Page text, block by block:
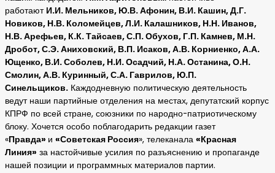
работают И.И. Мельников, Ю.В. Афонин, В.И. Кашин, Д.Г.
Новиков, Н.В. Коломейцев, Л.И. Калашников, Н.Н. Иванов,
Н.В. Арефьев, К.К. Тайсаев, С.П. Обухов, Г.П. Камнев, М.Н.
Дробот, С.Э. Аниховский, В.П. Исаков, А.В. Корниенко, А.А.
Ющенко, В.И. Соболев, Н.И. Осадчий, Н.А. Останина, О.Н.
Смолин, А.В. Куринный, С.А. Гаврилов, Ю.П.
Синельщиков. Каждодневную политическую деятельность
ведут наши партийные отделения на местах, депутатский корпус
КПРФ по всей стране, союзники по народно-патриотическому
блоку. Хочется особо поблагодарить редакции газет
«Правда» и «Советская Россия», телеканала «Красная
Линия» за настойчивые усилия по разъяснению и пропаганде
нашей позиции и программных материалов партии.